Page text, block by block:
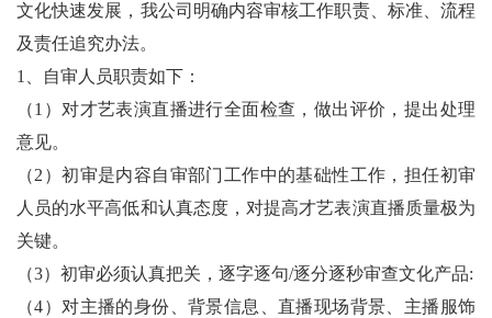
文化快速发展，我公司明确内容审核工作职责、标准、流程
及责任追究办法。
1、自审人员职责如下：
（1）对才艺表演直播进行全面检查，做出评价，提出处理
意见。
（2）初审是内容自审部门工作中的基础性工作，担任初审
人员的水平高低和认真态度，对提高才艺表演直播质量极为
关键。
（3）初审必须认真把关，逐字逐句/逐分逐秒审查文化产品:
（4）对主播的身份、背景信息、直播现场背景、主播服饰